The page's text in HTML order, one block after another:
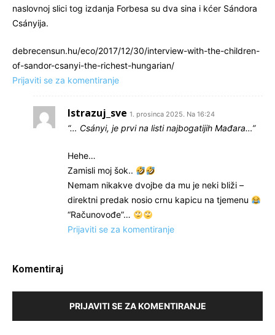
naslovnoj slici tog izdanja Forbesa su dva sina i kćer Sándora
Csányija.
debrecensun.hu/eco/2017/12/30/interview-with-the-children-
of-sandor-csanyi-the-richest-hungarian/
Prijaviti se za komentiranje
Istrazuj_sve 1. prosinca 2025. Na 16:24
“… Csányi, je prvi na listi najbogatijih Mađara…”
Hehe…
Zamisli moj šok..
Nemam nikakve dvojbe da mu je neki bliži –
direktni predak nosio crnu kapicu na tjemenu
“Računovođe”…
Prijaviti se za komentiranje
Komentiraj
PRIJAVITI SE ZA KOMENTIRANJE